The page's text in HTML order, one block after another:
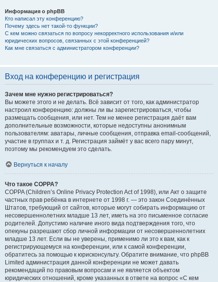
Информация о phpBB
Кто написал эту конференцию?
Почему здесь нет такой-то функции?
С кем можно связаться по вопросу некорректного использования и/или
юридических вопросов, связанных с этой конференцией?
Как мне связаться с администратором конференции?
Вход на конференцию и регистрация
Зачем мне нужно регистрироваться?
Вы можете этого и не делать. Всё зависит от того, как администратор
настроил конференцию: должны ли вы зарегистрироваться, чтобы
размещать сообщения, или нет. Тем не менее регистрация даёт вам
дополнительные возможности, которые недоступны анонимным
пользователям: аватары, личные сообщения, отправка email-сообщений,
участие в группах и т. д. Регистрация займёт у вас всего пару минут,
поэтому мы рекомендуем это сделать.
Вернуться к началу
Что такое COPPA?
COPPA (Children’s Online Privacy Protection Act of 1998), или Акт о защите
частных прав ребёнка в интернете от 1998 г. — это закон Соединённых
Штатов, требующий от сайтов, которые могут собирать информацию от
несовершеннолетних младше 13 лет, иметь на это письменное согласие
родителей. Допустимо наличие иного вида подтверждения того, что
опекуны разрешают сбор личной информации от несовершеннолетних
младше 13 лет. Если вы не уверены, применимо ли это к вам, как к
регистрирующемуся на конференции, или к самой конференции,
обратитесь за помощью к юрисконсульту. Обратите внимание, что phpBB
Limited администрация данной конференции не может давать
рекомендаций по правовым вопросам и не является объектом
юридических отношений, кроме указанных в ответе на вопрос «С кем